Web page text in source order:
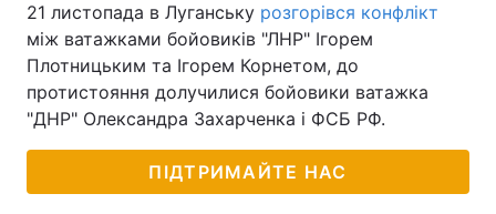
21 листопада в Луганську розгорівся конфлікт
між ватажками бойовиків "ЛНР" Ігорем
Плотницьким та Ігорем Корнетом, до
протистояння долучилися бойовики ватажка
"ДНР" Олександра Захарченка і ФСБ РФ.
ПІДТРИМАЙТЕ НАС